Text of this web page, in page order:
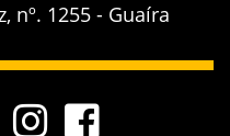
nº. 1255 - Guaíra